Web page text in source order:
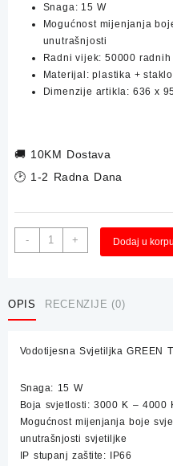
Snaga: 15 W
Mogućnost mijenjanja
unutrašnjosti
Radni vijek: 50000 radnih
Materijal: plastika + staklo
Dimenzije artikla: 636 x
🚚 10KM Dostava
🕑 1-2 Radna Dana
-
Vodotijesna
Svjetiljka
636mm
+ Dodaj u korpu
OPIS RECENZIJE (0)
Vodotijesna Svjetiljka GREEN
Snaga: 15 W
Boja svjetlosti: 3000 K – 4000
Mogućnost mijenjanja boje
unutrašnjosti svjetiljke
IP stupanj zaštite: IP66